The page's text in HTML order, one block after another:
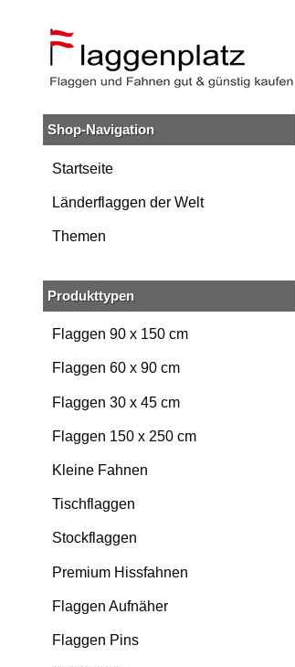
Hauptinhalt
springen
Suche
Zur
Navigation
springen
Shop-Navigation
Startseite
Länderflaggen der Welt
Themen
Produkttypen
Flaggen 90 x 150 cm
Flaggen 60 x 90 cm
Flaggen 30 x 45 cm
Flaggen 150 x 250 cm
Kleine Fahnen
Tischflaggen
Stockflaggen
Premium Hissfahnen
Flaggen Aufnäher
Flaggen Pins